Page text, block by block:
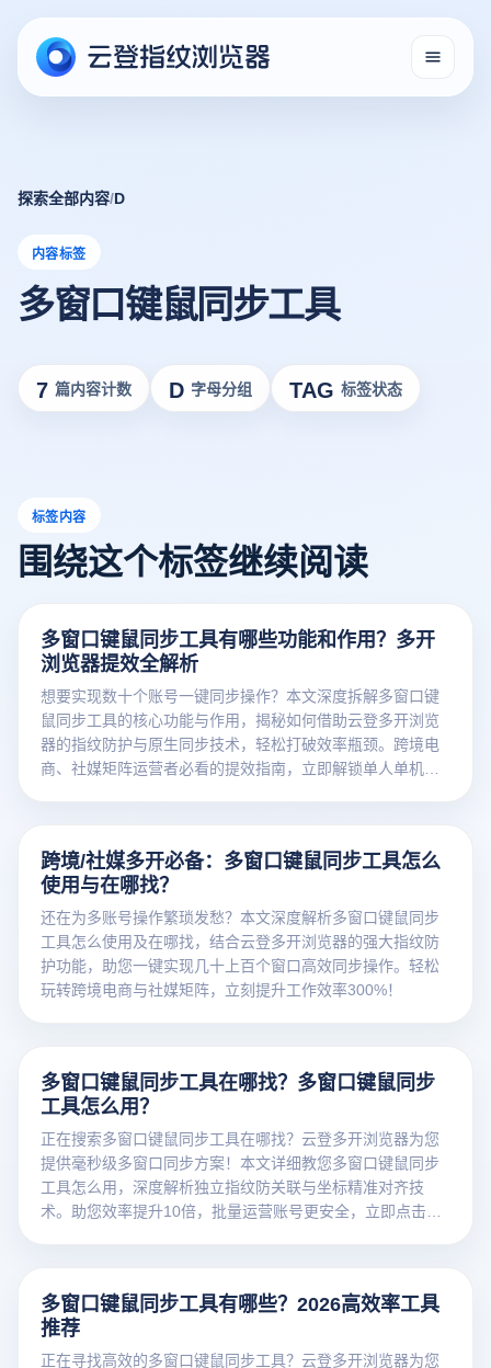
探索全部内容/D
内容标签
多窗口键鼠同步工具
7 篇内容计数 D 字母分组 TAG 标签状态
标签内容
围绕这个标签继续阅读
多窗口键鼠同步工具有哪些功能和作用？多开
浏览器提效全解析
想要实现数十个账号一键同步操作？本文深度拆解多窗口键
鼠同步工具的核心功能与作用，揭秘如何借助云登多开浏览
器的指纹防护与原生同步技术，轻松打破效率瓶颈。跨境电
商、社媒矩阵运营者必看的提效指南，立即解锁单人单机翻
跨境/社媒多开必备：多窗口键鼠同步工具怎么
使用与在哪找？
还在为多账号操作繁琐发愁？本文深度解析多窗口键鼠同步
工具怎么使用及在哪找，结合云登多开浏览器的强大指纹防
护功能，助您一键实现几十上百个窗口高效同步操作。轻松
玩转跨境电商与社媒矩阵，立刻提升工作效率300%！
多窗口键鼠同步工具在哪找？多窗口键鼠同步
工具怎么用？
正在搜索多窗口键鼠同步工具在哪找？云登多开浏览器为您
提供毫秒级多窗口同步方案！本文详细教您多窗口键鼠同步
工具怎么用，深度解析独立指纹防关联与坐标精准对齐技
术。助您效率提升10倍，批量运营账号更安全，立即点击了
多窗口键鼠同步工具有哪些？2026高效率工具
推荐
正在寻找高效的多窗口键鼠同步工具？云登多开浏览器为您